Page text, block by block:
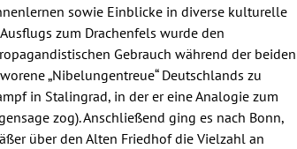
sowie Einblicke in diverse kulturelle
zum Drachenfels wurde den
Gebrauch während der beiden
„Nibelungentreue“ Deutschlands zu
in Stalingrad, in der er eine Analogie zum
zog). Anschließend ging es nach Bonn,
über den Alten Friedhof die Vielzahl an